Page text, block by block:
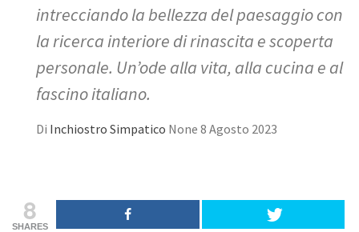
intrecciando la bellezza del paesaggio con
la ricerca interiore di rinascita e scoperta
personale. Un’ode alla vita, alla cucina e al
fascino italiano.
Di Inchiostro Simpatico None 8 Agosto 2023
8
SHARES